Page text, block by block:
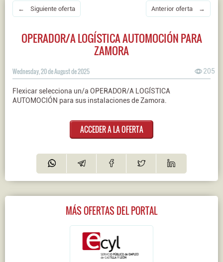
← Siguiente oferta Anterior oferta →
OPERADOR/A LOGÍSTICA AUTOMOCIÓN PARA
ZAMORA
Wednesday, 20 de August de 2025 205
Flexicar selecciona un/a OPERADOR/A LOGÍSTICA
AUTOMOCIÓN para sus instalaciones de Zamora.
ACCEDER A LA OFERTA
MÁS OFERTAS DEL PORTAL